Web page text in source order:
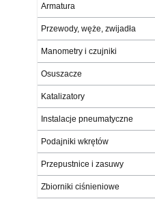
Armatura
Przewody, węże, zwijadła
Manometry i czujniki
Osuszacze
Katalizatory
Instalacje pneumatyczne
Podajniki wkrętów
Przepustnice i zasuwy
Zbiorniki ciśnieniowe